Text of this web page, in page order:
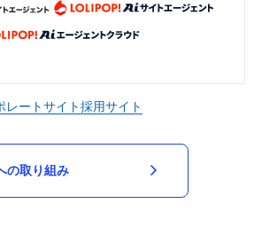
レートサイト採用サイト
の取り組み